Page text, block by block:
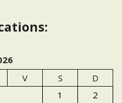
V S
D
1
2